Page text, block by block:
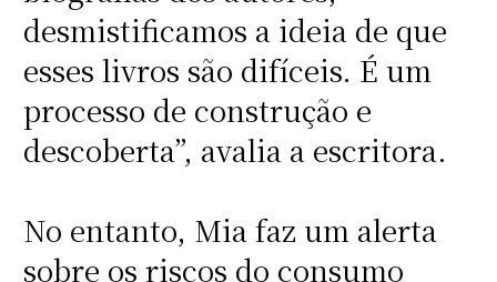
desmistificamos a ideia de que
esses livros são difíceis. É um
processo de construção e
descoberta”, avalia a escritora.
No entanto, Mia faz um alerta
sobre os riscos do consumo